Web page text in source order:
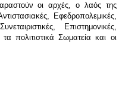
οι αρχές, ο λαός της
Εφεδροπολεμικές,
Επιστημονικές,
πολιτιστικά Σωματεία και οι